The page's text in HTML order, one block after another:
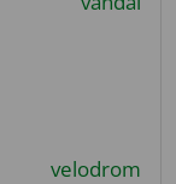
velodrom